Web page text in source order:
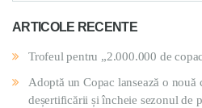
ARTICOLE RECENTE
Trofeul pentru „2.000.000 de
Adoptă un Copac lansează o nouă
deșertificării și încheie sezonul de